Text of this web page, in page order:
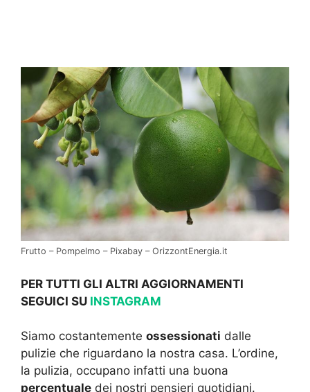
Frutto – Pompelmo – Pixabay – OrizzontEnergia.it
PER TUTTI GLI ALTRI AGGIORNAMENTI
SEGUICI SU INSTAGRAM
Siamo costantemente ossessionati dalle
pulizie che riguardano la nostra casa. L’ordine,
la pulizia, occupano infatti una buona
percentuale dei nostri pensieri quotidiani.